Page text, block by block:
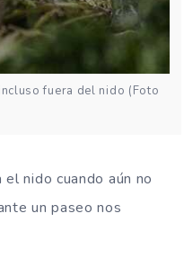
fuera del nido (Foto
nido cuando aún no
un paseo nos